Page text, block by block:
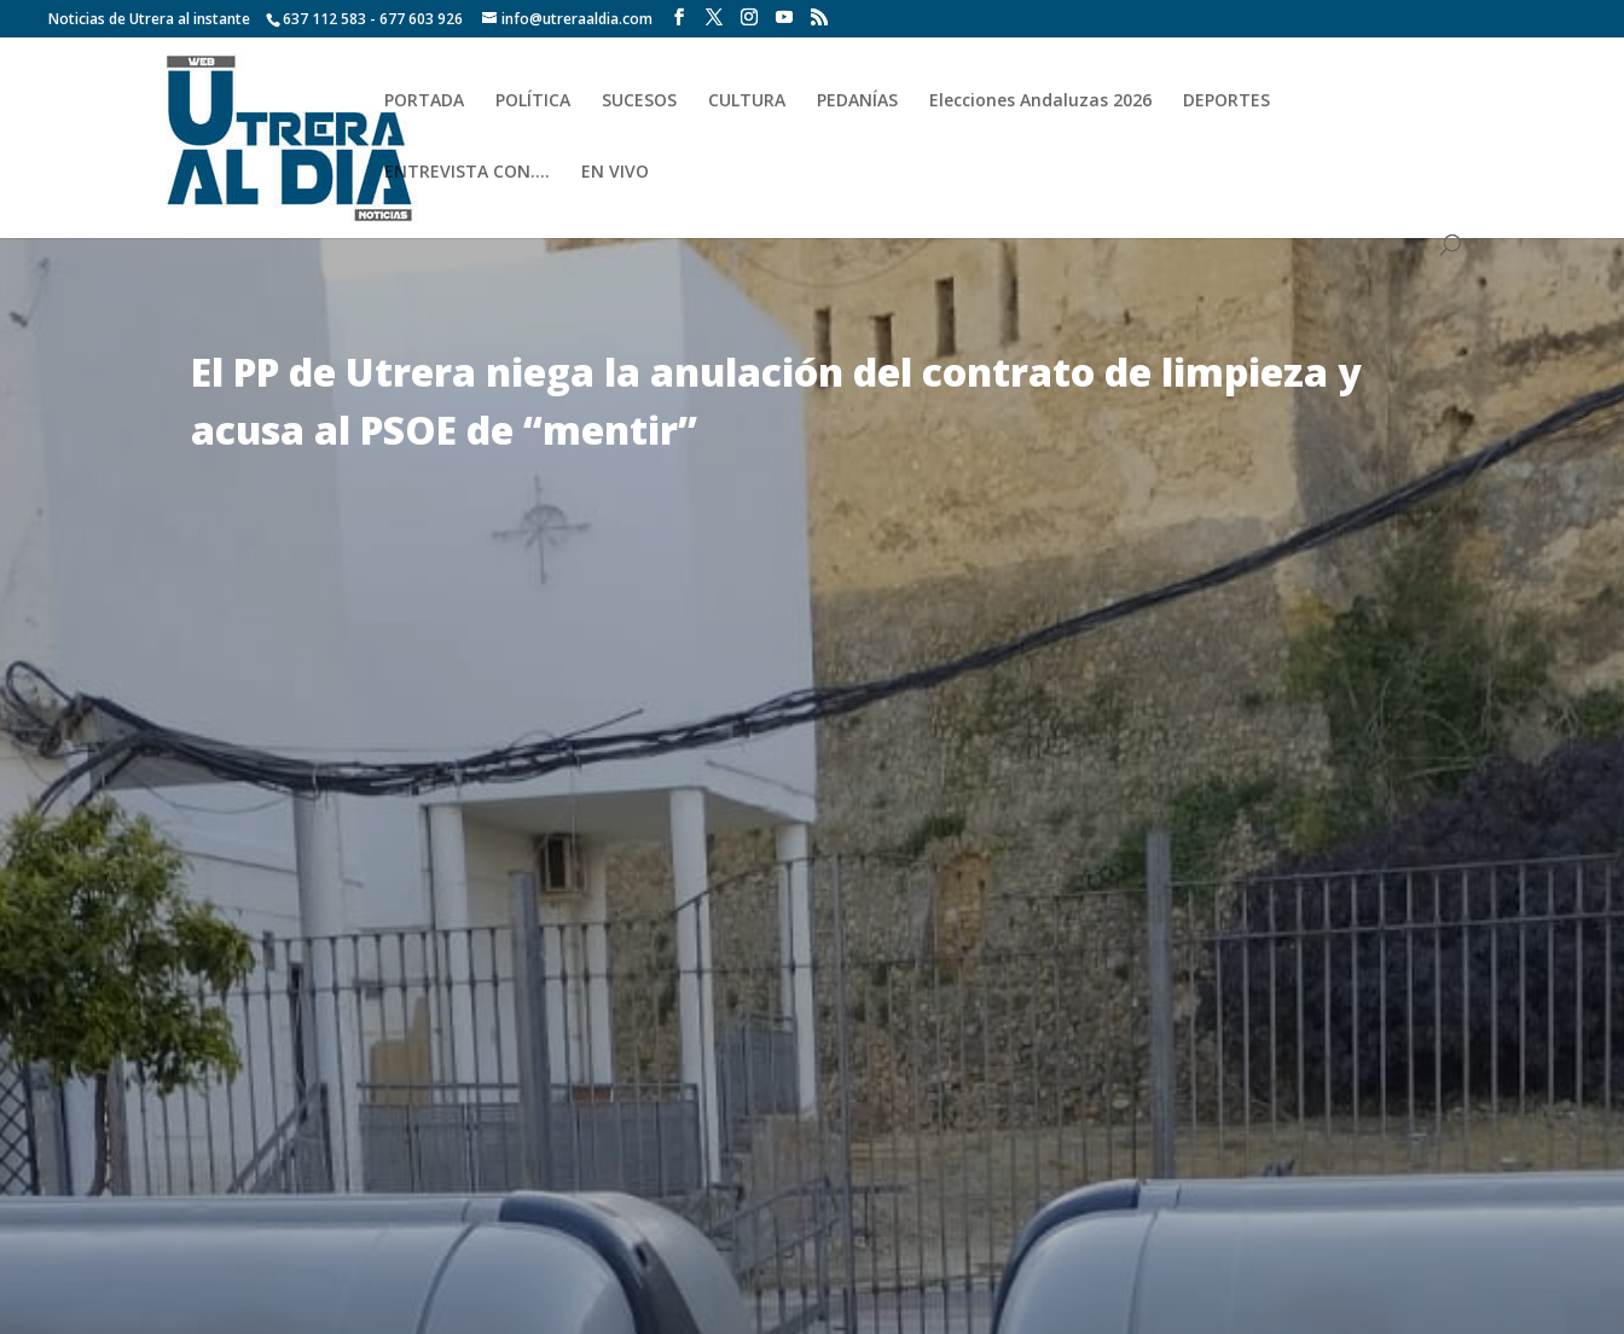
Noticias de Utrera al instante 637 112 583 - 677 603 926 info@utreraaldia.com
PORTADA POLÍTICA SUCESOS CULTURA PEDANÍAS Elecciones Andaluzas 2026 DEPORTES
ENTREVISTA CON…. EN VIVO
El PP de Utrera niega la anulación del contrato de limpieza y
acusa al PSOE de “mentir”